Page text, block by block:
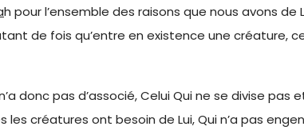
h pour l’ensemble des raisons que nous avons de
de fois qu’entre en existence une créature,
donc pas d’associé, Celui Qui ne se divise pas
créatures ont besoin de Lui, Qui n’a pas